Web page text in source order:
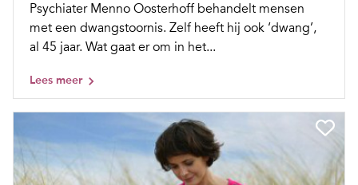
Psychiater Menno Oosterhoff behandelt mensen
met een dwangstoornis. Zelf heeft hij ook ‘dwang’,
al 45 jaar. Wat gaat er om in het...
Lees meer